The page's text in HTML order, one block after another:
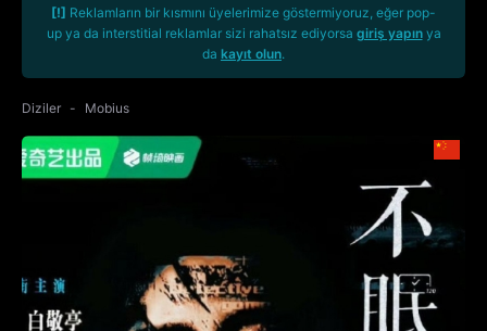
[!] Reklamların bir kısmını üyelerimize göstermiyoruz, eğer pop-
up ya da interstitial reklamlar sizi rahatsız ediyorsa giriş yapınya
da kayıt olun.
Diziler Mobius